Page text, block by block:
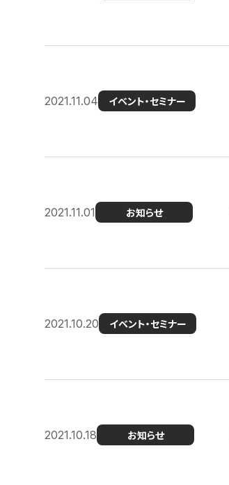
2021.11.04 イベント・セミナー
2021.11.01 お知らせ
2021.10.20 イベント・セミナー
2021.10.18 お知らせ